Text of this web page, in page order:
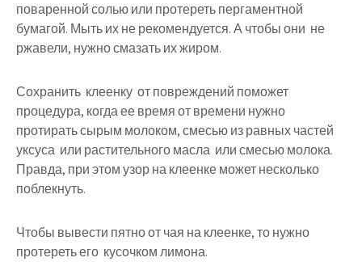
поваренной солью или протереть пергаментной
бумагой. Мыть их не рекомендуется. А чтобы они не
ржавели, нужно смазать их жиром.
Сохранить клеенку от повреждений поможет
процедура, когда ее время от времени нужно
протирать сырым молоком, смесью из равных частей
уксуса или растительного масла или смесью молока.
Правда, при этом узор на клеенке может несколько
поблекнуть.
Чтобы вывести пятно от чая на клеенке, то нужно
протереть его кусочком лимона.